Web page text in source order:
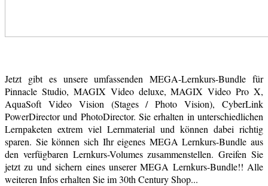
Jetzt gibt es unsere umfassenden MEGA-Lernkurs-Bundle für
Pinnacle Studio, MAGIX Video deluxe, MAGIX Video Pro X,
AquaSoft Video Vision (Stages / Photo Vision), CyberLink
PowerDirector und PhotoDirector. Sie erhalten in unterschiedlichen
Lernpaketen extrem viel Lernmaterial und können dabei richtig
sparen. Sie können sich Ihr eigenes MEGA Lernkurs-Bundle aus
den verfügbaren Lernkurs-Volumes zusammenstellen. Greifen Sie
jetzt zu und sichern eines unserer MEGA Lernkurs-Bundle!! Alle
weiteren Infos erhalten Sie im 30th Century Shop...